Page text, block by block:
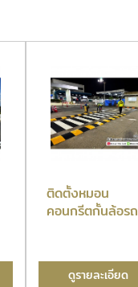
ติดตั้งหมอน
คอนกรีตกั้นล้อรถ
ดูรายละเอียด